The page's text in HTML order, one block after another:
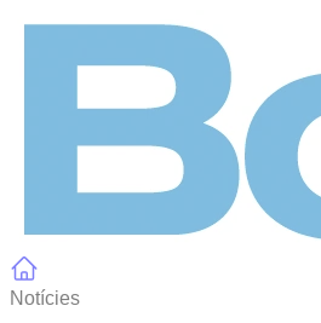
Notícies